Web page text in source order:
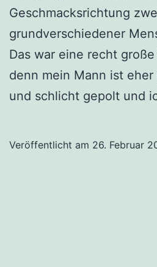
Geschmacksrichtung
grundverschiedener
Das war eine recht
denn mein Mann ist
und schlicht gepolt und
Veröffentlicht am 26. Februar